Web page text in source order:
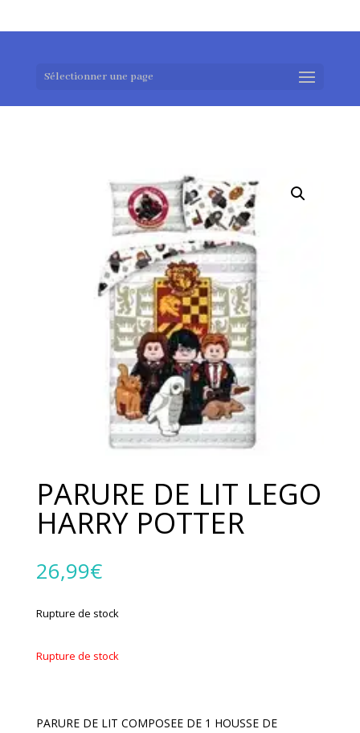
Sélectionner une page
PARURE DE LIT LEGO
HARRY POTTER
26,99€
Rupture de stock
Rupture de stock
PARURE DE LIT COMPOSEE DE 1 HOUSSE DE